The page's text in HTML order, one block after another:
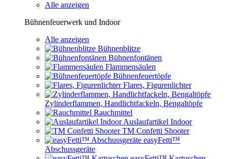
Alle anzeigen
Bühnenfeuerwerk und Indoor
Alle anzeigen
Bühnenblitze
Bühnenfontänen
Flammensäulen
Bühnenfeuertöpfe
Flares, Figurenlichter
Zylinderflammen, Handlichtfackeln, Bengaltöpfe
Rauchmittel
Auslaufartikel Indoor
TM Confetti Shooter
easyFetti™
Abschussgeräte